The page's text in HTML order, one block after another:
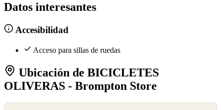
Datos interesantes
Accesibilidad
Acceso para sillas de ruedas
Ubicación de BICICLETES
OLIVERAS - Brompton Store